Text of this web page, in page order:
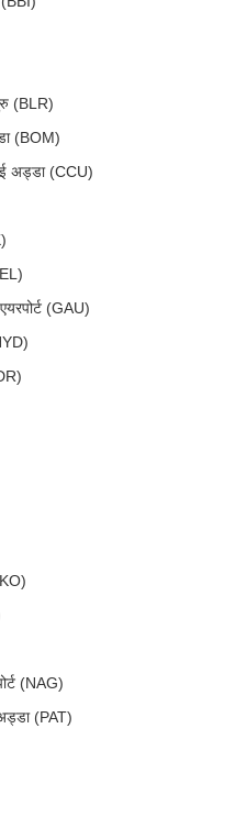
(BLR)
(BOM)
अड्डा (CCU)
(GAU)
(NAG)
(PAT)